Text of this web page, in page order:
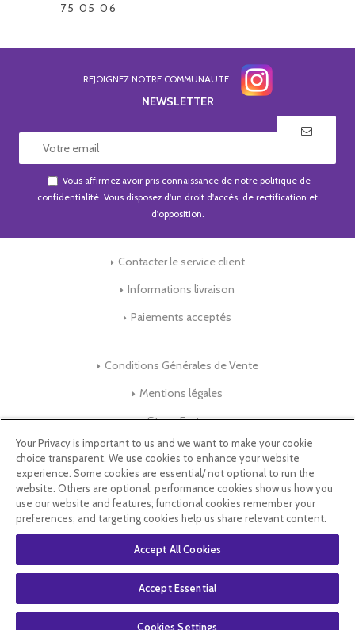
75 05 06
REJOIGNEZ NOTRE COMMUNAUTE
NEWSLETTER
Vous affirmez avoir pris connaissance de notre politique de
confidentialité. Vous disposez d'un droit d'accès, de rectification et
d'opposition.
Contacter le service client
Informations livraison
Paiements acceptés
Conditions Générales de Vente
Mentions légales
Store-Factory
Qui Sommes nous ?
Parrainage
Blog & Conseils
Select Language
Your Privacy is important to us and we want to make your cookie
choice transparent. We use cookies to enhance your website
experience. Some cookies are essential/ not optional to run the
website. Others are optional: performance cookies show us how you
use our website and features; functional cookies remember your
preferences; and targeting cookies help us share relevant content.
Accept All Cookies
Accept Essential
Cookies Settings